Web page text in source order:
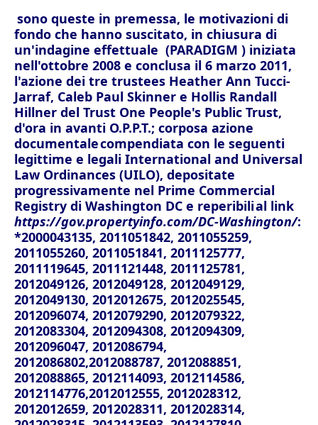
sono queste in premessa, le motivazioni di
fondo che hanno suscitato, in chiusura di
un'indagine effettuale (PARADIGM ) iniziata
nell'ottobre 2008 e conclusa il 6 marzo 2011,
l'azione dei tre trustees Heather Ann Tucci-
Jarraf, Caleb Paul Skinner e Hollis Randall
Hillner del Trust One People's Public Trust,
d'ora in avanti O.P.P.T.; corposa azione
documentalecompendiata con le seguenti
legittime e legali International and Universal
Law Ordinances (UILO), depositate
progressivamente nel Prime Commercial
Registry di Washington DC e reperibilial link
https://gov.propertyinfo.com/DC-Washington/:
*2000043135, 2011051842, 2011055259,
2011055260, 2011051841, 2011125777,
2011119645, 2011121448, 2011125781,
2012049126, 2012049128, 2012049129,
2012049130, 2012012675, 2012025545,
2012096074, 2012079290, 2012079322,
2012083304, 2012094308, 2012094309,
2012096047, 2012086794,
2012086802,2012088787, 2012088851,
2012088865, 2012114093, 2012114586,
2012114776,2012012555, 2012028312,
2012012659, 2012028311, 2012028314,